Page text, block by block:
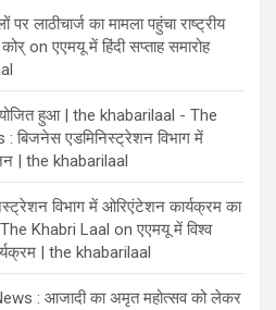
लाठीचार्ज का मामला पहुंचा राष्ट्रीय
onएएमयू में हिंदी सप्ताह समारोह
हुआ | the khabarilaal - The
बिजनेस एडमिनिस्ट्रेशन विभाग में
| the khabarilaal
विभाग में ओरिएंटेशन कार्यक्रम का
Khabri Laal onएएमयू में विश्व
| the khabarilaal
: आजादी का अमृत महोत्सव को लेकर